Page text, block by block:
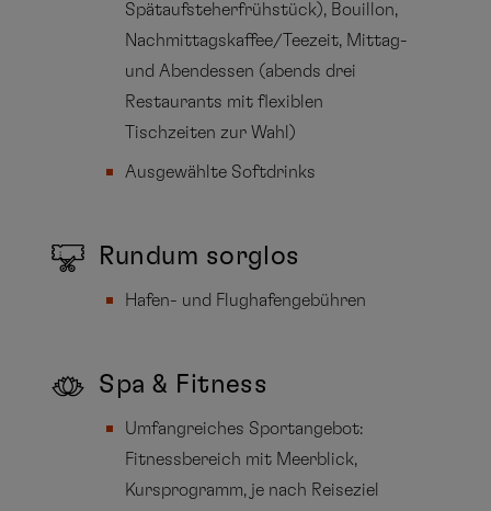
Spätaufsteherfrühstück), Bouillon,
Nachmittagskaffee/Teezeit, Mittag-
und Abendessen (abends drei
Restaurants mit flexiblen
Tischzeiten zur Wahl)
Ausgewählte Softdrinks
Rundum sorglos
Hafen- und Flughafengebühren
Spa & Fitness
Umfangreiches Sportangebot:
Fitnessbereich mit Meerblick,
Kursprogramm, je nach Reiseziel